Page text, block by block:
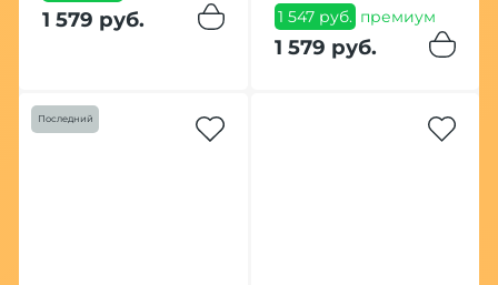
1 579 руб. 1 547 руб. премиум
1 579 руб.
Последний